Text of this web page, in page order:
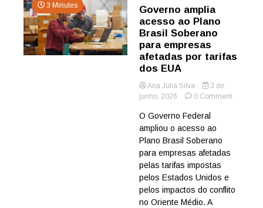
3 Minutes
Governo amplia
acesso ao Plano
Brasil Soberano
para empresas
afetadas por tarifas
dos EUA
Ana Júlia Silva
3 de
junho, 2026
0 Commenton
empresas
O Governo Federal
ampliou o acesso ao
Plano Brasil Soberano
para empresas afetadas
pelas tarifas impostas
pelos Estados Unidos e
pelos impactos do conflito
no Oriente Médio. A